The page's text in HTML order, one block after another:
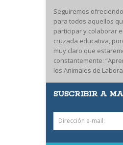
Seguiremos
para todos aquellos
participar y colaborar
cruzada educativa,
muy claro que
constantemente:
los Animales de
SUSCRIBIR A